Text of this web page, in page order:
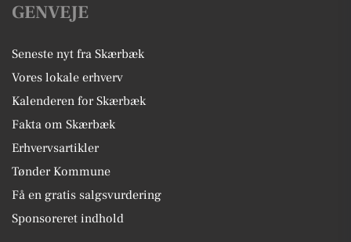
GENVEJE
Seneste nyt fra Skærbæk
Vores lokale erhverv
Kalenderen for Skærbæk
Fakta om Skærbæk
Erhvervsartikler
Tønder Kommune
Få en gratis salgsvurdering
Sponsoreret indhold